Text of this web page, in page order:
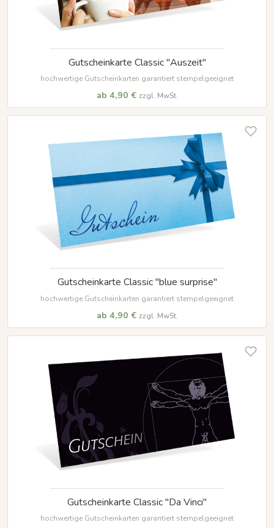
Gutscheinkarte Classic "Auszeit"
hochwertige Gutscheinkarten garantiert stempelgeeignet
ab 4,90 € zzgl. MwSt.
Gutscheinkarte Classic "blue surprise"
hochwertige Gutscheinkarten garantiert stempelgeeignet
ab 4,90 € zzgl. MwSt.
Gutscheinkarte Classic "Da Vinci"
hochwertige Gutscheinkarten garantiert stempelgeeignet